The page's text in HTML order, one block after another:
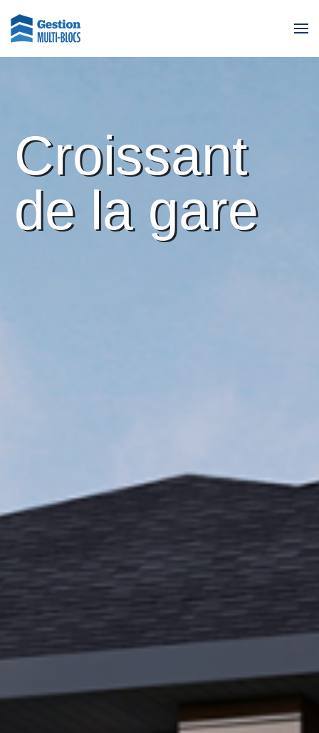
Croissant
de la gare